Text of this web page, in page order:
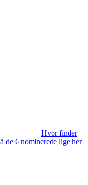
Hvor finder
de 6 nominerede lige her